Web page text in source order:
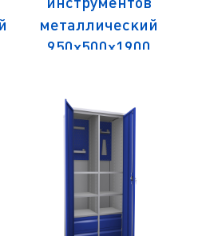
металлический
950х500х1900